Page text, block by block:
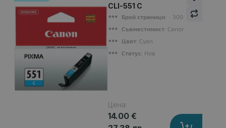
CLI-551 C
Брой страници: ~ 300 pages (A4
Съвместимост: Canon PIXMA IP
Цвят: Cyan
Статус: Нов
Цена:
14.00 €